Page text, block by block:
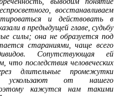
Божьем. Рассматривая
народ-Бог", в
ракурсах, Сима рисует
наций, их
Посвященная
движения , эта
особенно
в ней затрагиваются
восстанавливаем
и действовать в
в предыдущей главе, судьбу
силы; она не образуется под
стараниями, чаще всего
Сопутствующая ей
последствия человеческих
длительные промежутки
от нашего
кажутся нам такими